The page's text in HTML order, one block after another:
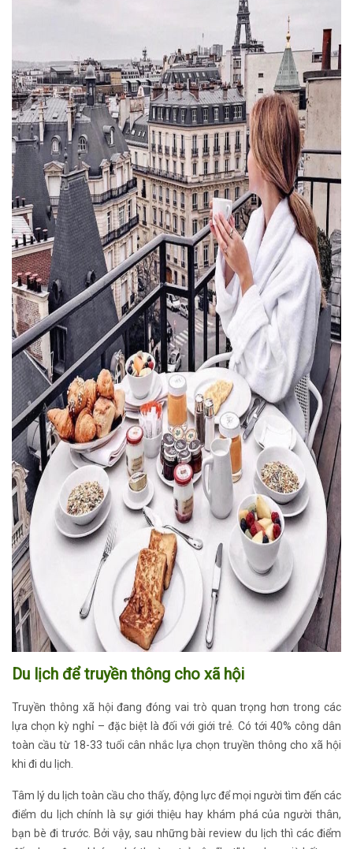
Du lịch để truyền thông cho xã hội
Truyền thông xã hội đang đóng vai trò quan trọng hơn trong các
lựa chọn kỳ nghỉ – đặc biệt là đối với giới trẻ. Có tới 40% công dân
toàn cầu từ 18-33 tuổi cân nhắc lựa chọn truyền thông cho xã hội
khi đi du lịch.
Tâm lý du lịch toàn cầu cho thấy, động lực để mọi người tìm đến các
điểm du lịch chính là sự giới thiệu hay khám phá của người thân,
bạn bè đi trước. Bởi vậy, sau những bài review du lịch thì các điểm